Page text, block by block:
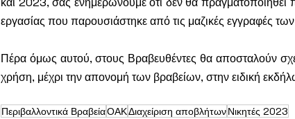
εργασίας που παρουσιάστηκε από τις μαζικές εγγραφές
Πέρα όμως αυτού, στους Βραβευθέντες θα αποσταλούν
χρήση, μέχρι την απονομή των βραβείων, στην ειδική
Περιβαλλοντικά ΒραβείαΟΑΚΔιαχείριση αποβλήτωνΝικητές 2023